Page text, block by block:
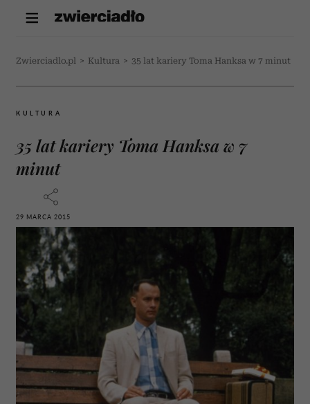
Zwierciadlo.pl > Kultura > 35 lat kariery Toma Hanksa w 7 minut
KULTURA
35 lat kariery Toma Hanksa w 7
minut
29 MARCA 2015